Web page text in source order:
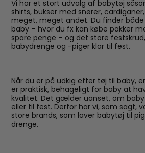
Vi har et stort udvalg af babytøj
shirts, bukser med snører,
meget, meget andet. Du finder både
baby – hvor du fx kan købe pakker
spare penge – og det store
babydrenge og -piger klar til fest.
Når du er på udkig efter tøj til baby,
er praktisk, behageligt for baby at
kvalitet. Det gælder uanset, om
eller til fest. Derfor har vi, som sagt,
store brands, som laver babytøj til
drenge.